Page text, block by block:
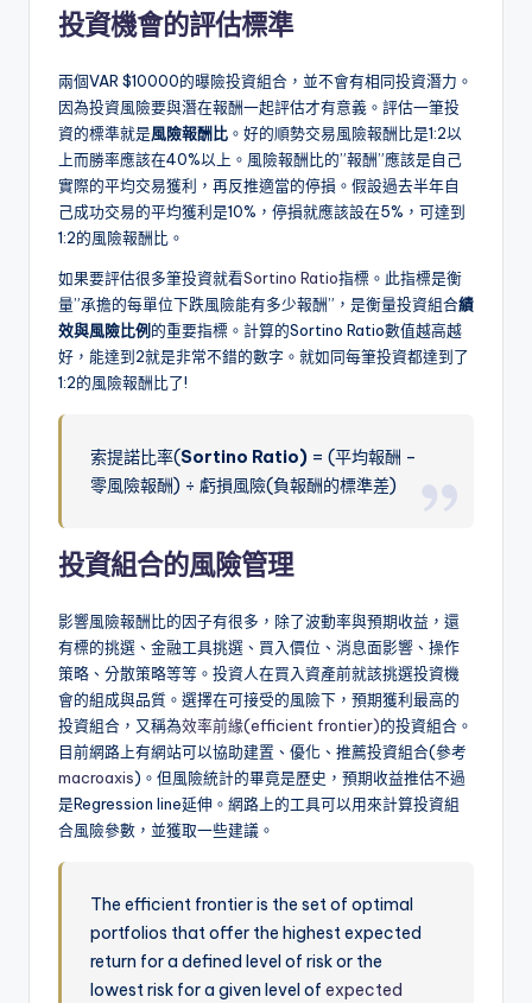
投資機會的評估標準
兩個VAR $10000的曝險投資組合，並不會有相同投資潛力。
因為投資風險要與潛在報酬一起評估才有意義。評估一筆投
資的標準就是風險報酬比 。好的順勢交易風險報酬比是1:2以
上而勝率應該在40%以上。風險報酬比的”報酬”應該是自己
實際的平均交易獲利，再反推適當的停損。假設過去半年自
己成功交易的平均獲利是10%，停損就應該設在5%，可達到
1:2的風險報酬比。
如果要評估很多筆投資就看Sortino Ratio指標。此指標是衡
量”承擔的每單位下跌風險能有多少報酬”，是衡量投資組合績
效與風險比例 的重要指標。計算的Sortino Ratio數值越高越
好，能達到2就是非常不錯的數字。就如同每筆投資都達到了
1:2的風險報酬比了!
索提諾比率(Sortino Ratio) = (平均報酬 –
零風險報酬) ÷ 虧損風險(負報酬的標準差)
投資組合的風險管理
影響風險報酬比的因子有很多，除了波動率與預期收益，還
有標的挑選、金融工具挑選、買入價位、消息面影響、操作
策略、分散策略等等。投資人在買入資產前就該挑選投資機
會的組成與品質。選擇在可接受的風險下，預期獲利最高的
投資組合，又稱為效率前緣(efficient frontier)的投資組合。
目前網路上有網站可以協助建置、優化、推薦投資組合(參考
macroaxis)。但風險統計的畢竟是歷史，預期收益推估不過
是Regression line延伸。網路上的工具可以用來計算投資組
合風險參數，並獲取一些建議。
The efficient frontier is the set of optimal
portfolios that offer the highest expected
return for a defined level of risk or the
lowest risk for a given level ofexpected